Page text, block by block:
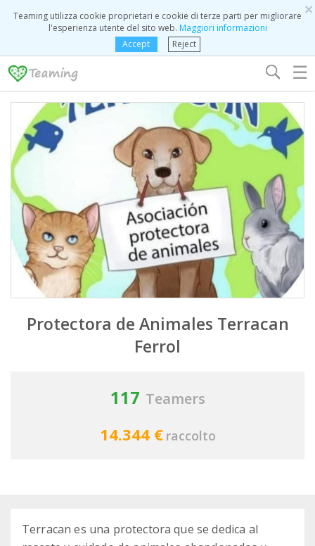
×
Teaming utilizza cookie proprietari e cookie di terze parti per migliorare
l'esperienza utente del sito web. Maggiori informazioni
Accept
Reject
☰
Protectora de Animales Terracan
Ferrol
117 Teamers
14.344 € raccolto
Terracan es una protectora que se dedica al